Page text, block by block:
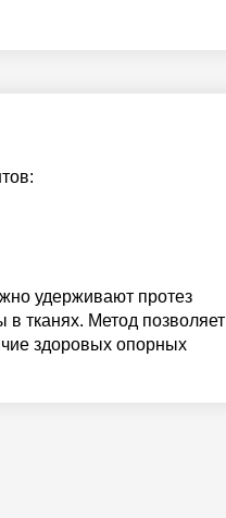
удерживают протез
в тканях. Метод позволяет
здоровых опорных